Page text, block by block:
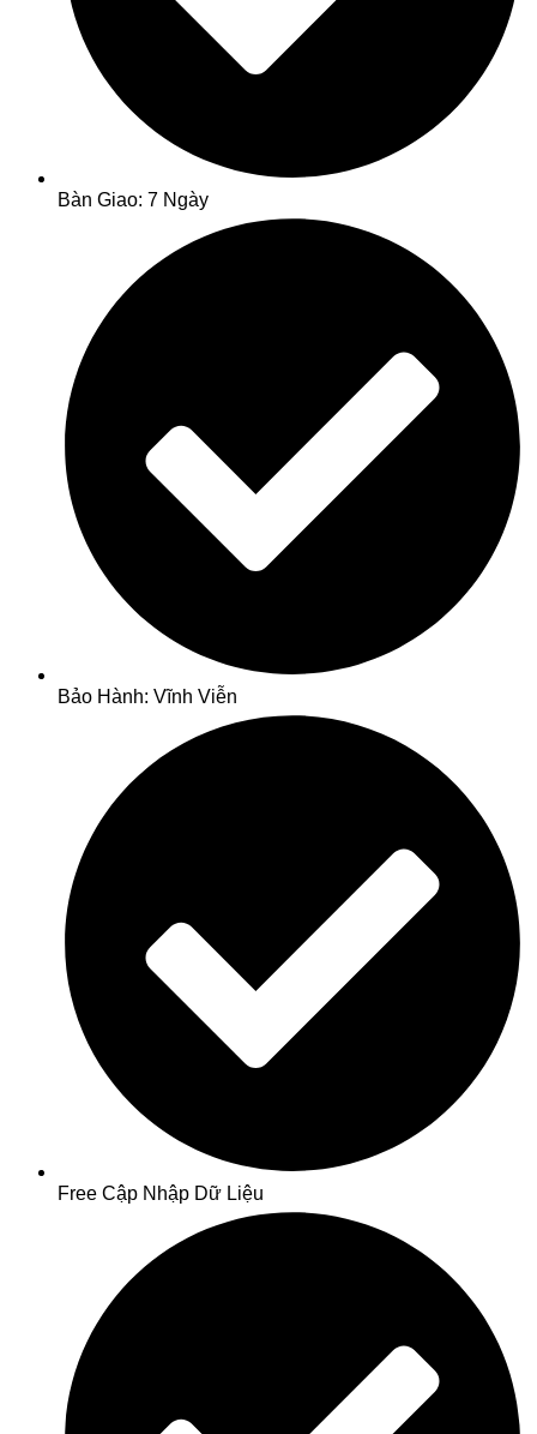
Bàn Giao: 7 Ngày
Bảo Hành: Vĩnh Viễn
Free Cập Nhập Dữ Liệu